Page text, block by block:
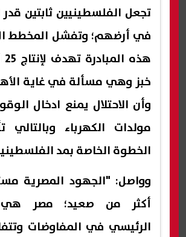
تجعل الفلسطينيين ثابتين
في أرضهم؛ وتفشل المخطط
خبز وهي مسألة في غاية
وأن الاحتلال يمنع ادخال
مولدات الكهرباء
الخطوة الخاصة بمد
وواصل: "الجهود المصرية
أكثر من صعيد؛ مصر
الرئيسي في المفاوضات